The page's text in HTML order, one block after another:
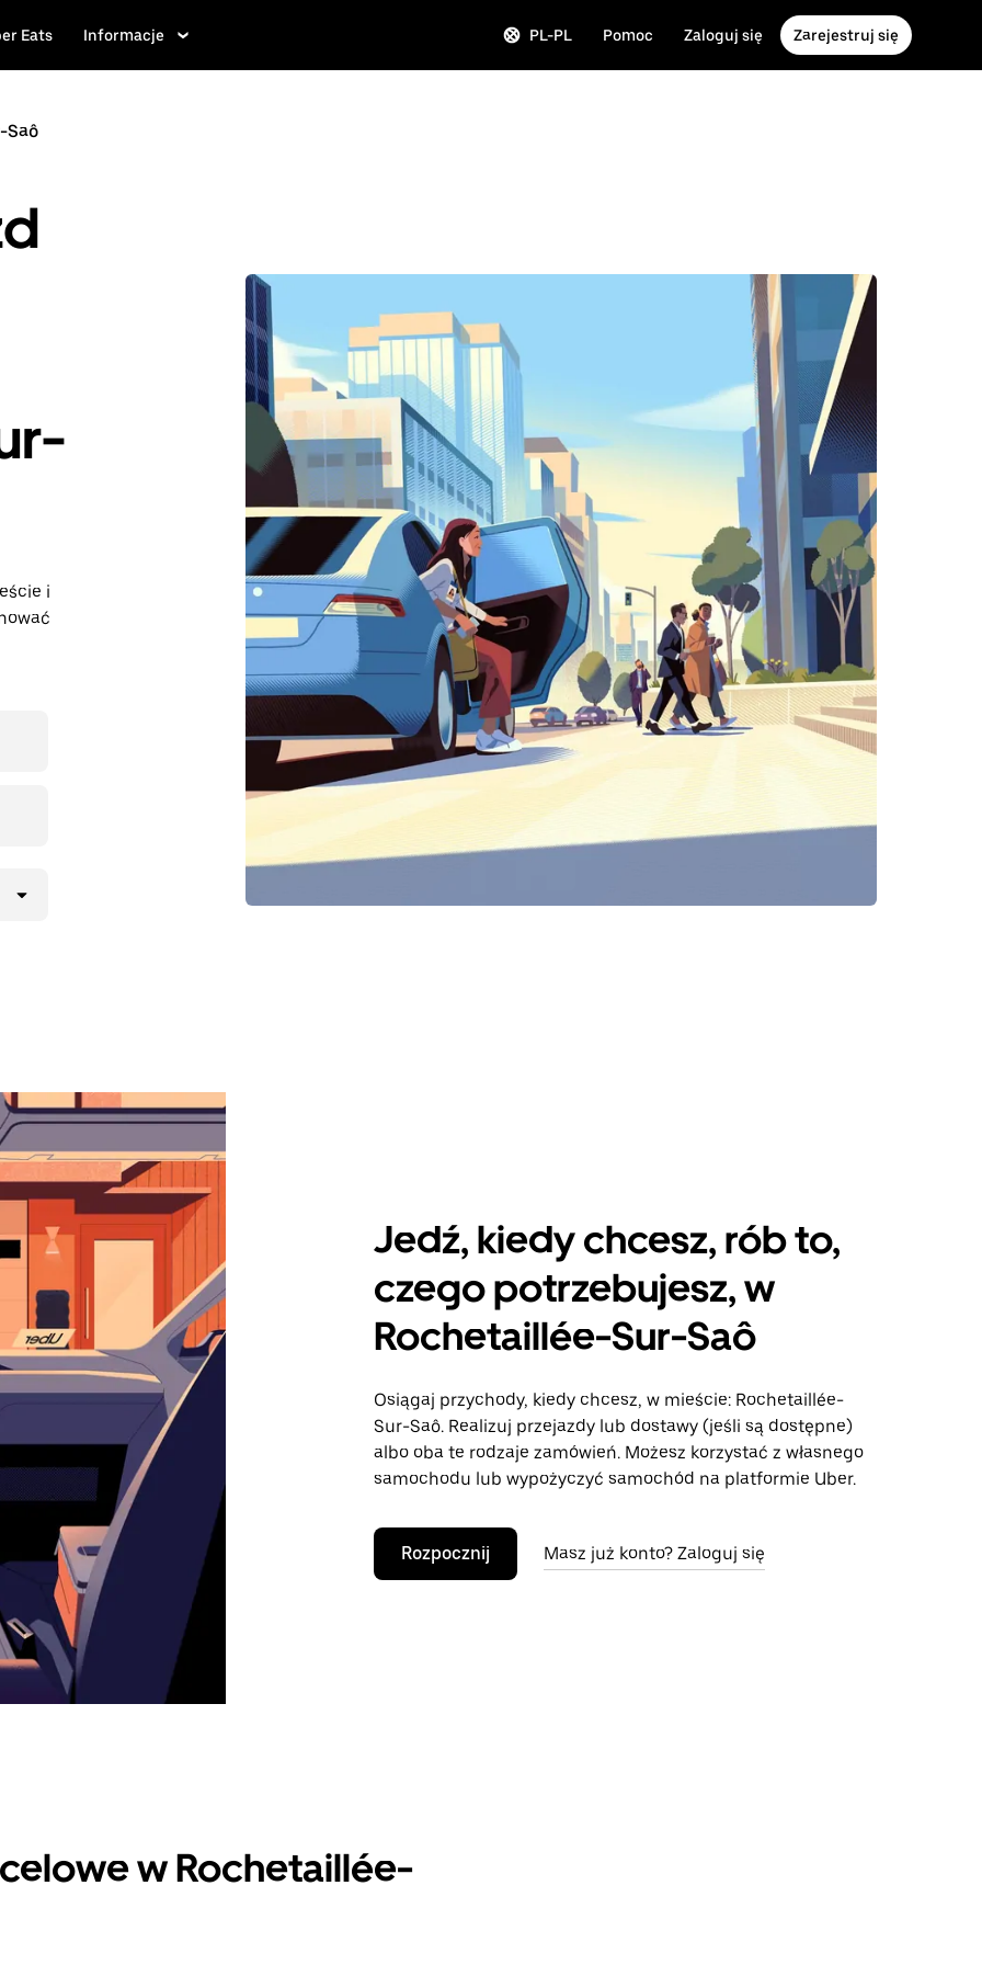
Eats Informacje PL-PL Pomoc Zaloguj się Zarejestruj się
Saô
i
Jedź, kiedy chcesz, rób to,
czego potrzebujesz, w
Rochetaillée-Sur-Saô
Osiągaj przychody, kiedy chcesz, w mieście: Rochetaillée-
Sur-Saô. Realizuj przejazdy lub dostawy (jeśli są dostępne)
albo oba te rodzaje zamówień. Możesz korzystać z własnego
samochodu lub wypożyczyć samochód na platformie Uber.
Rozpocznij Masz już konto? Zaloguj się
w Rochetaillée-